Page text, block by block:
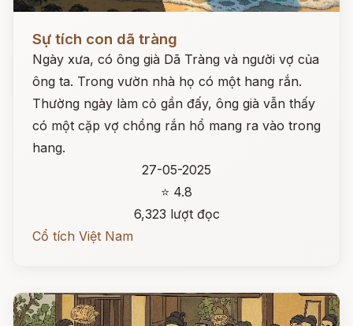
Sự tích con dã tràng
Ngày xưa, có ông già Dã Tràng và người vợ của
ông ta. Trong vườn nhà họ có một hang rắn.
Thường ngày làm cỏ gần đấy, ông già vẫn thấy
có một cặp vợ chồng rắn hổ mang ra vào trong
hang.
27-05-2025
⭐ 4.8
6,323 lượt đọc
Cổ tích Việt Nam